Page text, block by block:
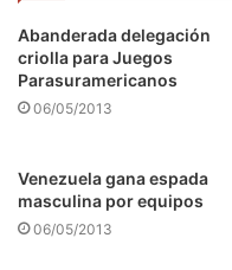
Abanderada delegación
criolla para Juegos
Parasuramericanos
06/05/2013
Venezuela gana espada
masculina por equipos
06/05/2013